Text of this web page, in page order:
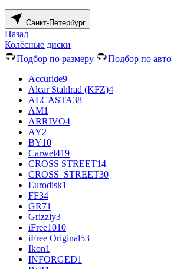
Санкт-Петербург
Назад
Колёсные диски
Подбор по размеру
Подбор по авто
Accuride9
Alcar Stahlrad (KFZ)4
ALCASTA38
AM1
ARRIVO4
AY2
BY10
Carwel419
CROSS STREET14
CROSS_STREET30
Eurodisk1
FF34
GR71
Grizzly3
iFree1010
iFree Original53
Ikon1
INFORGED1